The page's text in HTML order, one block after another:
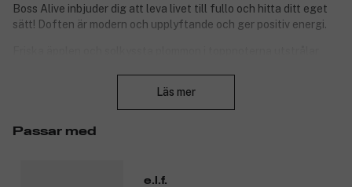
Boss Alive inbjuder dig att leva livet till fullo och hitta ditt eget
sätt! Doften är modern och upplyftande och ger positiv energi.
Ett guldband omfamnar glasflaskan som ett smycke, medan den
Läs mer
Passar med
e.l.f.